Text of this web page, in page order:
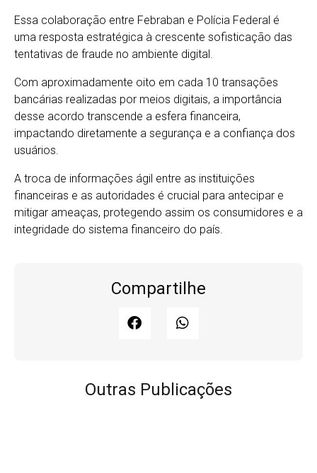
Essa colaboração entre Febraban e Polícia Federal é
uma resposta estratégica à crescente sofisticação das
tentativas de fraude no ambiente digital.
Com aproximadamente oito em cada 10 transações
bancárias realizadas por meios digitais, a importância
desse acordo transcende a esfera financeira,
impactando diretamente a segurança e a confiança dos
usuários.
A troca de informações ágil entre as instituições
financeiras e as autoridades é crucial para antecipar e
mitigar ameaças, protegendo assim os consumidores e a
integridade do sistema financeiro do país.
Compartilhe
Outras Publicações